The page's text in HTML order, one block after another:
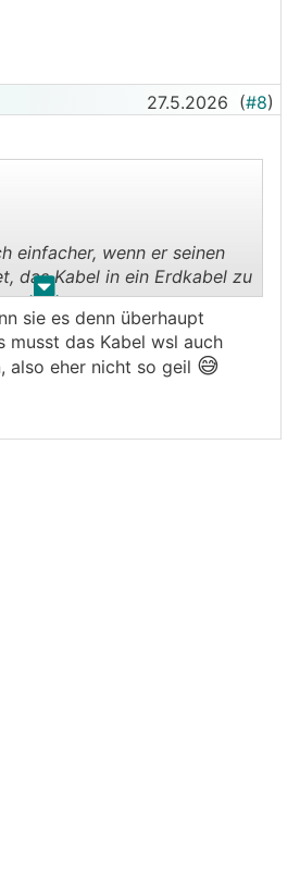
27.5.2026 (#8)
. .
einfacher, wenn er seinen
das Kabel in ein Erdkabel zu
sie es denn überhaupt
musst das Kabel wsl auch
also eher nicht so geil 😅